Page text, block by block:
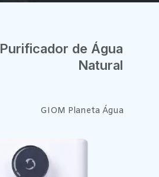
Purificador de Água
Natural
GIOM Planeta Água